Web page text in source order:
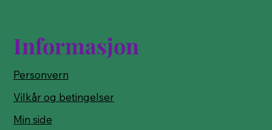
Informasjon
Personvern
Vilkår og betingelser
Min side